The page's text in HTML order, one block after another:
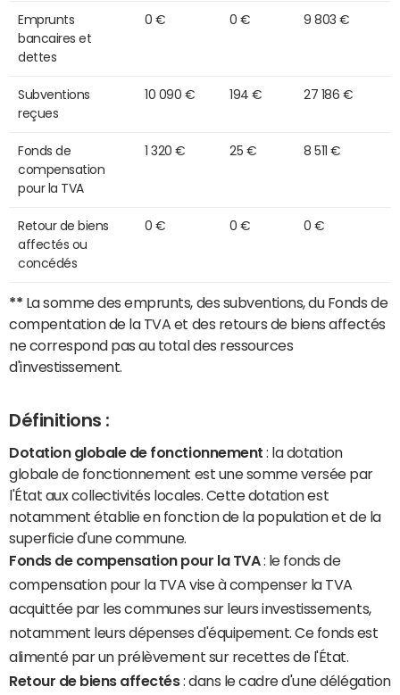
Emprunts
bancaires et
dettes
0 € 0 € 9 803 €
Subventions
reçues
10 090 € 194 € 27 186 €
Fonds de
compensation
pour la TVA
1 320 € 25 € 8 511 €
Retour de biens
affectés ou
concédés
0 € 0 € 0 €
** La somme des emprunts, des subventions, du Fonds de
compentation de la TVA et des retours de biens affectés
ne correspond pas au total des ressources
d'investissement.
Définitions :
Dotation globale de fonctionnement : la dotation
globale de fonctionnement est une somme versée par
l'État aux collectivités locales. Cette dotation est
notamment établie en fonction de la population et de la
superficie d'une commune.
Fonds de compensation pour la TVA: le fonds de
compensation pour la TVA vise à compenser la TVA
acquittée par les communes sur leurs investissements,
notamment leurs dépenses d'équipement. Ce fonds est
alimenté par un prélèvement sur recettes de l'État.
Retour de biens affectés: dans le cadre d'une délégation